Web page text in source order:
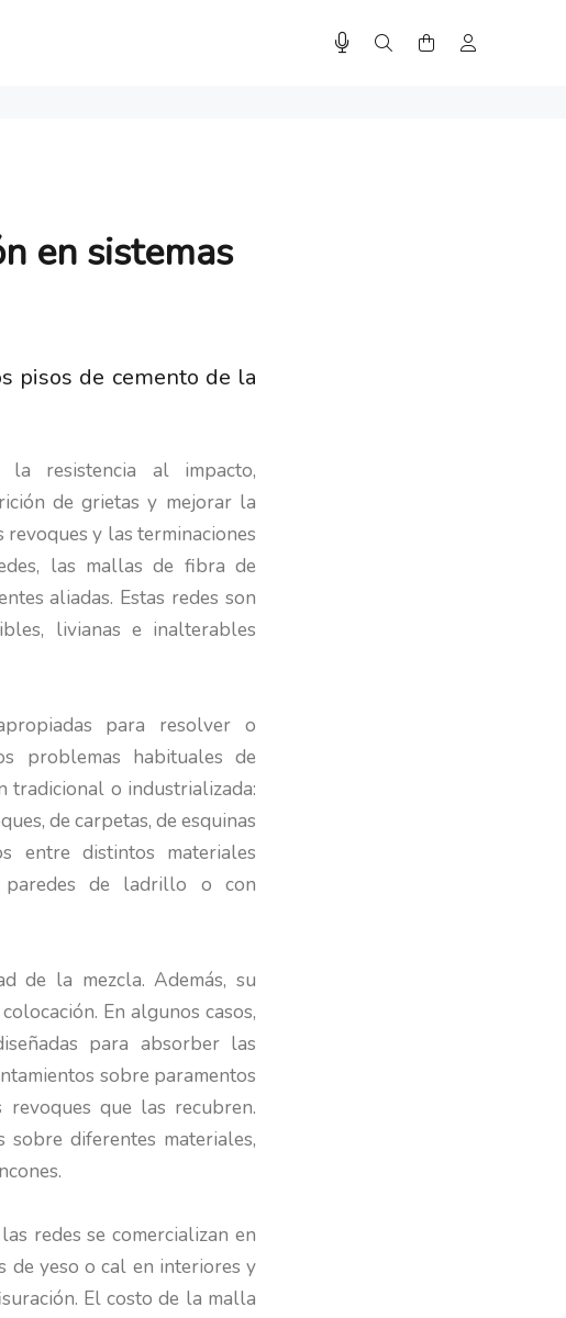
en sistemas
pisos de cemento de la
la resistencia al impacto,
de grietas y mejorar la
y las terminaciones
las mallas de fibra de
aliadas. Estas redes son
livianas e inalterables
para resolver o
problemas habituales de
tradicional o industrializada:
de carpetas, de esquinas
entre distintos materiales
paredes de ladrillo o con
de la mezcla. Además, su
En algunos casos,
para absorber las
sobre paramentos
que las recubren.
diferentes materiales,
redes se comercializan en
de yeso o cal en interiores y
El costo de la malla